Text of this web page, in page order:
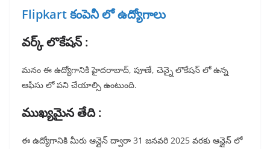
Flipkart కంపెనీ లో ఉద్యోగాలు
వర్క్ లొకేషన్ :
మనం ఈ ఉద్యోగానికి హైదరాబాద్, పూణే, చెన్నై లొకేషన్ లో ఉన్న
ఆఫీసు లో పని చేయాల్సి ఉంటుంది.
ముఖ్యమైన తేది :
ఈ ఉద్యోగానికి మీరు ఆన్లైన్ ద్వారా 31 జనవరి 2025 వరకు ఆన్లైన్ లో